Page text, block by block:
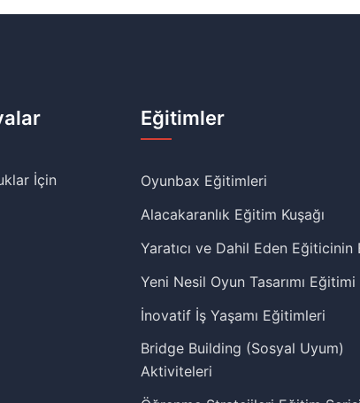
İçin
Eğitimler
Oyunbax Eğitimleri
Alacakaranlık Eğitim Kuşağı
Yaratıcı ve Dahil Eden Eğiticinin
Yeni Nesil Oyun Tasarımı Eğitimi
İnovatif İş Yaşamı Eğitimleri
Bridge Building (Sosyal Uyum)
Aktiviteleri